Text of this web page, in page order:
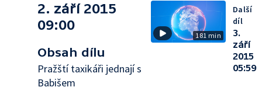
2. září 2015
09:00
Obsah dílu
Pražští taxikáři jednají s
Babišem
181 min
Další
díl
3.
září
2015
05:59